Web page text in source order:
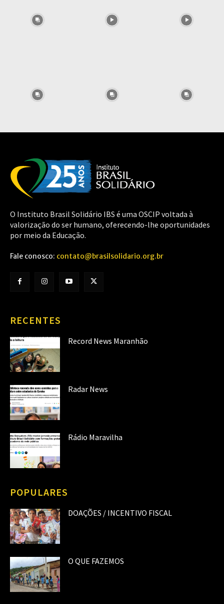
O Instituto Brasil Solidário IBS é uma OSCIP voltada à
valorização do ser humano, oferecendo-lhe oportunidades
por meio da Educação.
Fale conosco: contato@brasilsolidario.org.br
RECENTES
Record News Maranhão
Radar News
Rádio Maravilha
POPULARES
DOAÇÕES / INCENTIVO FISCAL
O QUE FAZEMOS